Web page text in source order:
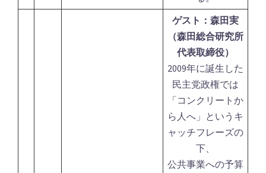
ゲスト：森田実
（森田総合研究所
代表取締役）
2009年に誕生した
民主党政権では
「コンクリートか
ら人へ」というキ
ャッチフレーズの
下、
公共事業への予算